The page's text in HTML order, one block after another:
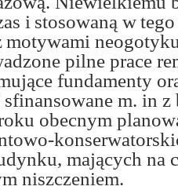
i stosowaną w
motywami
pilne prace
fundamenty
sfinansowane m. in
obecnym
mających na
niszczeniem.